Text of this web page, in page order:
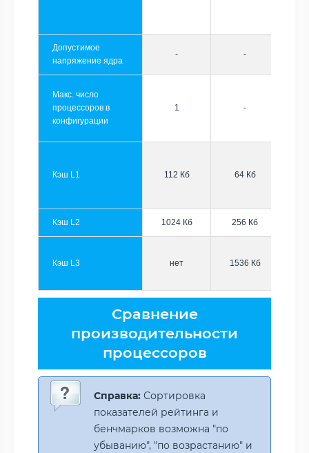
Допустимое
напряжение ядра
- -
Макс. число
процессоров в
конфигурации
1 -
Кэш L1 112 Кб 64 Кб
Кэш L2 1024 Кб 256 Кб
Кэш L3 нет 1536 Кб
Сравнение
производительности
процессоров
Справка: Сортировка
показателей рейтинга и
бенчмарков возможна "по
убыванию", "по возрастанию" и